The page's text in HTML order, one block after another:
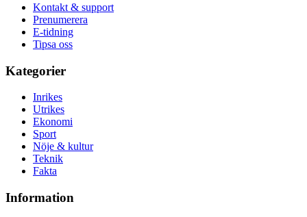
Kontakt & support
Prenumerera
E-tidning
Tipsa oss
Kategorier
Inrikes
Utrikes
Ekonomi
Sport
Nöje & kultur
Teknik
Fakta
Information